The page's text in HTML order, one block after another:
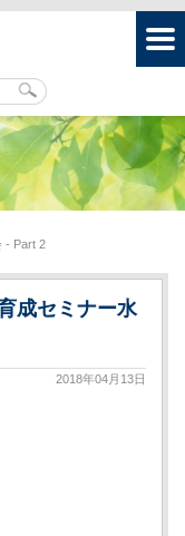
- Part 2
成セミナー水
2018年04月13日